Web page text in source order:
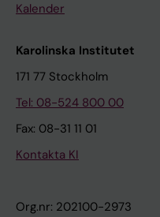
Kalender
Karolinska Institutet
171 77 Stockholm
Tel: 08-524 800 00
Fax: 08-31 11 01
Kontakta KI
Org.nr: 202100-2973